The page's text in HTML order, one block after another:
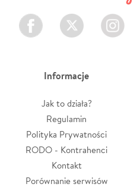
Facebook Twitter Instagram
Informacje
Jak to działa?
Regulamin
Polityka Prywatności
RODO - Kontrahenci
Kontakt
Porównanie serwisów